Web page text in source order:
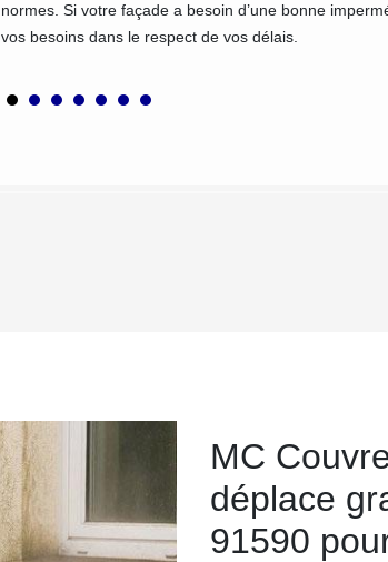
normes. Si votre façade a besoin d’une bonne
vos besoins dans le respect de vos délais.
MC
déplace
91590